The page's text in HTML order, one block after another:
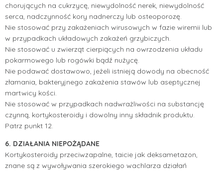
chorujących na cukrzycę, niewydolność nerek, niewydolność
serca, nadczynność kory nadnerczy lub osteoporozę.
Nie stosować przy zakażeniach wirusowych w fazie wiremii lub
w przypadkach układowych zakażeń grzybiczych.
Nie stosować u zwierząt cierpiących na owrzodzenia układu
pokarmowego lub rogówki bądź nużycę.
Nie podawać dostawowo, jeżeli istnieją dowody na obecność
złamania, bakteryjnego zakażenia stawów lub aseptycznej
martwicy kości.
Nie stosować w przypadkach nadwrażliwości na substancję
czynną, kortykosteroidy i dowolny inny składnik produktu.
Patrz punkt 12.
6. DZIAŁANIA NIEPOŻĄDANE
Kortykosteroidy przeciwzapalne, taicie jak deksametazon,
znane są z wywoływania szerokiego wachlarza działań